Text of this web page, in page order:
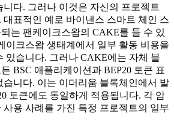
다. 그러나 이것은 자신의 프로젝트
대표적인 예로 바이낸스 스마트 체인 스
는 팬케이크스왑의 CAKE를 들 수 있
이크스왑 생태계에서 일부 활동 비용을
있습니다. 그러나 CAKE에는 자체 블
BSC 애플리케이션과 BEP20 토큰 표
습니다. 이는 이더리움 블록체인에서 발
토큰에도 동일하게 적용됩니다. 각 암
사용 사례를 가진 특정 프로젝트의 일부